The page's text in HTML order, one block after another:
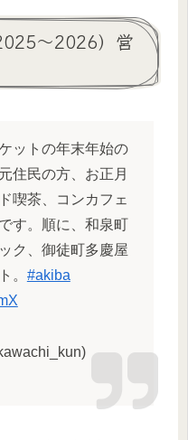
～2026）営
ットの年末年始の
住民の方、お正月
喫茶、コンカフェ
す。順に、和泉町
ク、御徒町多慶屋
。 #akiba